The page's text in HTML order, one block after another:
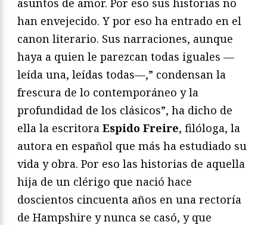
han envejecido. Y por eso ha entrado en el
canon literario. Sus narraciones, aunque
haya a quien le parezcan todas iguales —
leída una, leídas todas—,” condensan la
frescura de lo contemporáneo y la
profundidad de los clásicos”, ha dicho de
ella la escritora Espido Freire, filóloga, la
autora en español que más ha estudiado su
vida y obra. Por eso las historias de aquella
hija de un clérigo que nació hace
doscientos cincuenta años en una rectoría
de Hampshire y nunca se casó, y que